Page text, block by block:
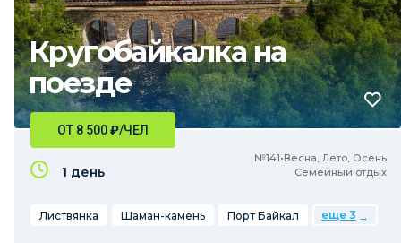
Кругобайкалка на
поезде
№141•Весна, Лето, Осень
Семейный отдых
ОТ 8 500₽/ЧЕЛ
1 день
Листвянка Шаман-камень Порт Байкал еще 3